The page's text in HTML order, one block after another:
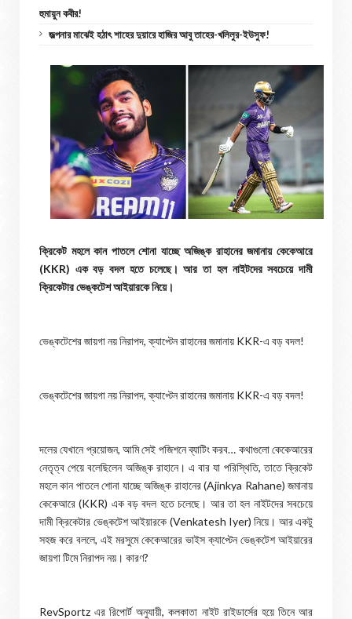
হুমায়ুন কবীর!
জল্পনার মাঝেই হঠাৎ শাহের দুয়ারে হাজির আবু তাহের-খলিলুর-ইউসুফ!
ক্রিকেট মহলে কান পাতলে শোনা যাচ্ছে অজিঙ্ক রাহানের জমানায় কেকেআরে
(KKR) এক বড় বদল হতে চলেছে। আর তা হল নাইটদের সবচেয়ে দামী
ক্রিকেটার ভেঙ্কটেশ আইয়ারকে নিয়ে।
ভেঙ্কটেশের জায়গা নয় নিরাপদ, ক্যাপ্টেন রাহানের জমানায় KKR-এ বড় বদল!
ভেঙ্কটেশের জায়গা নয় নিরাপদ, ক্যাপ্টেন রাহানের জমানায় KKR-এ বড় বদল!
দলের যেখানে প্রয়োজন, আমি সেই পজিশনে ব্যাটিং করব… কথাগুলো কেকেআরের
নেতৃত্ব পেয়ে বলেছিলেন অজিঙ্ক রাহানে। এ বার যা পরিস্থিতি, তাতে ক্রিকেট
মহলে কান পাতলে শোনা যাচ্ছে অজিঙ্ক রাহানের (Ajinkya Rahane) জমানায়
কেকেআরে (KKR) এক বড় বদল হতে চলেছে। আর তা হল নাইটদের সবচেয়ে
দামী ক্রিকেটার ভেঙ্কটেশ আইয়ারকে (Venkatesh Iyer) নিয়ে। আর একটু
সহজ করে বললে, এই মরসুমে কেকেআরের ভাইস ক্যাপ্টেন ভেঙ্কটেশ আইয়ারের
জায়গা টিমে নিরাপদ নয়। কারণ?
RevSportz এর রিপোর্ট অনুযায়ী, কলকাতা নাইট রাইডার্সের হয়ে তিনে আর